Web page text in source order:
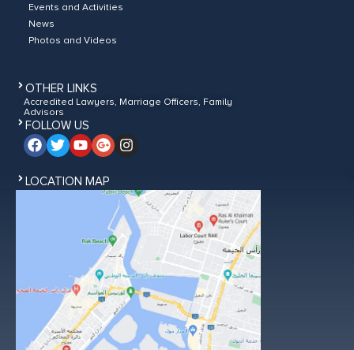
Events and Activities
News
Photos and Videos
OTHER LINKS
Accredited Lawyers, Marriage Officers, Family
Advisors
FOLLOW US
LOCATION MAP